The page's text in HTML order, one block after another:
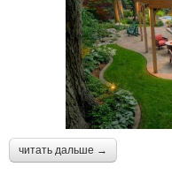
читать дальше →